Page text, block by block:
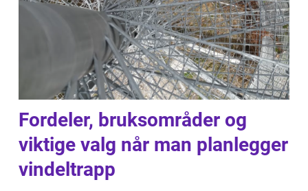
Fordeler, bruksområder og
viktige valg når man planlegger
vindeltrapp